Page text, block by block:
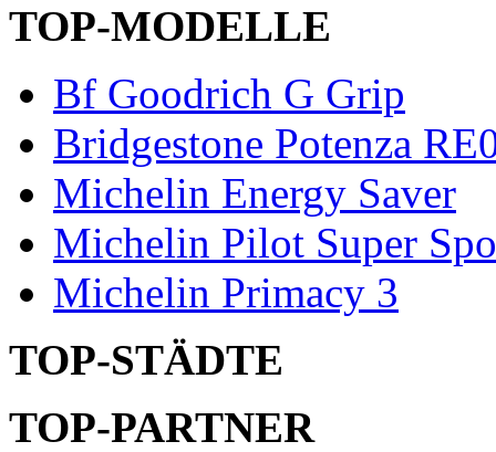
TOP-MODELLE
Bf Goodrich G Grip
Bridgestone Potenza
Michelin Energy Saver
Michelin Pilot Super
Michelin Primacy 3
TOP-STÄDTE
TOP-PARTNER